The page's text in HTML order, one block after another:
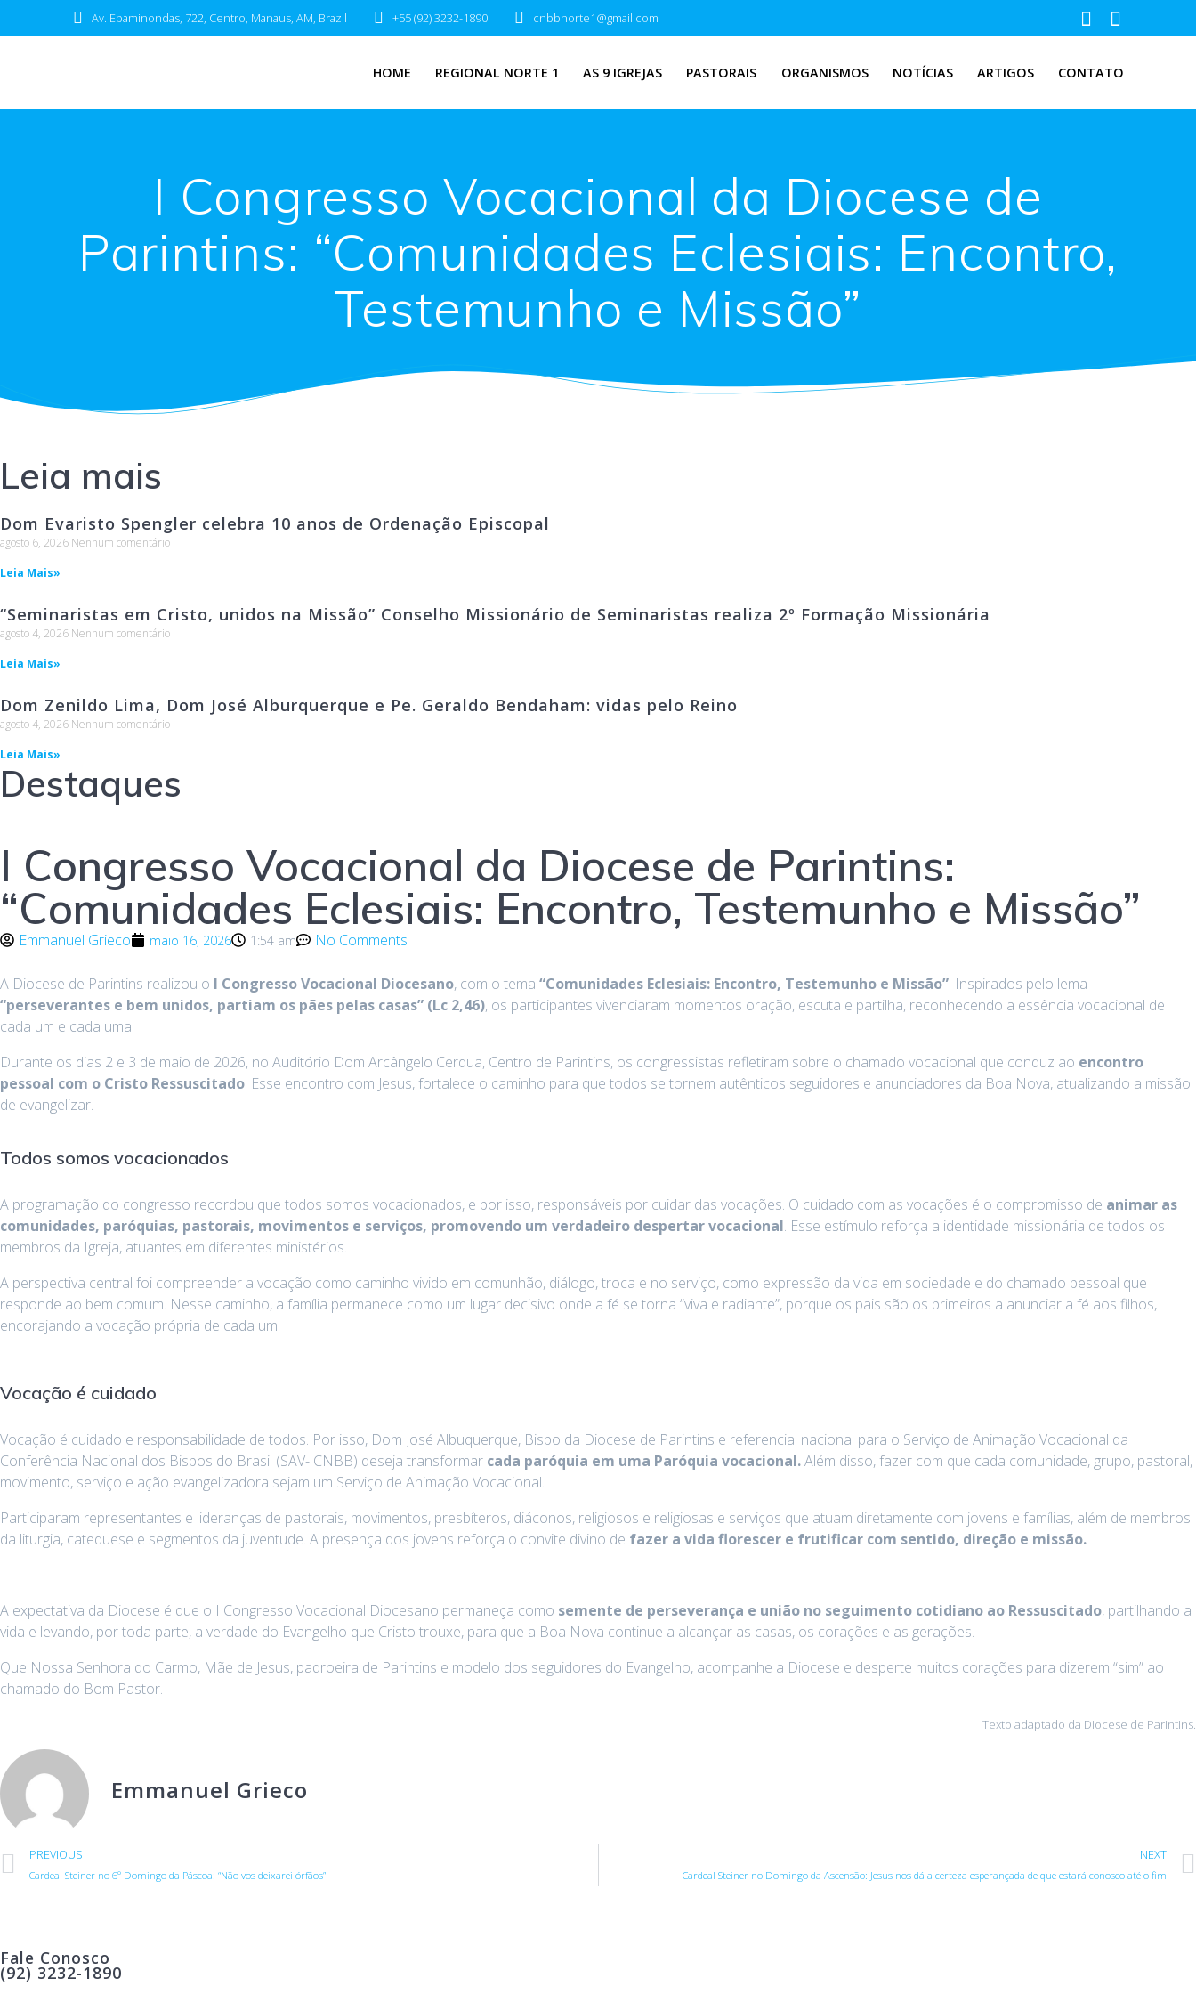
Av. Epaminondas, 722, Centro, Manaus, AM, Brazil +55 (92) 3232-1890 cnbbnorte1@gmail.com
HOME REGIONAL NORTE 1 AS 9 IGREJAS PASTORAIS ORGANISMOS NOTÍCIAS ARTIGOS CONTATO
I Congresso Vocacional da Diocese de
Parintins: “Comunidades Eclesiais: Encontro,
Testemunho e Missão”
Leia mais
Dom Evaristo Spengler celebra 10 anos de Ordenação Episcopal
agosto 6, 2026 Nenhum comentário
Leia Mais»
“Seminaristas em Cristo, unidos na Missão” Conselho Missionário de Seminaristas realiza 2º Formação Missionária
agosto 4, 2026 Nenhum comentário
Leia Mais»
Dom Zenildo Lima, Dom José Alburquerque e Pe. Geraldo Bendaham: vidas pelo Reino
agosto 4, 2026 Nenhum comentário
Leia Mais»
Destaques
I Congresso Vocacional da Diocese de Parintins:
“Comunidades Eclesiais: Encontro, Testemunho e Missão”
Emmanuel Grieco maio 16, 2026 1:54 am No Comments
A Diocese de Parintins realizou o I Congresso Vocacional Diocesano, com o tema “Comunidades Eclesiais: Encontro, Testemunho e Missão”. Inspirados pelo lema
“perseverantes e bem unidos, partiam os pães pelas casas” (Lc 2,46), os participantes vivenciaram momentos oração, escuta e partilha, reconhecendo a essência vocacional de
cada um e cada uma.
Durante os dias 2 e 3 de maio de 2026, no Auditório Dom Arcângelo Cerqua, Centro de Parintins, os congressistas refletiram sobre o chamado vocacional que conduz ao encontro
pessoal com o Cristo Ressuscitado. Esse encontro com Jesus, fortalece o caminho para que todos se tornem autênticos seguidores e anunciadores da Boa Nova, atualizando a missão
de evangelizar.
Todos somos vocacionados
A programação do congresso recordou que todos somos vocacionados, e por isso, responsáveis por cuidar das vocações. O cuidado com as vocações é o compromisso de animar as
comunidades, paróquias, pastorais, movimentos e serviços, promovendo um verdadeiro despertar vocacional. Esse estímulo reforça a identidade missionária de todos os
membros da Igreja, atuantes em diferentes ministérios.
A perspectiva central foi compreender a vocação como caminho vivido em comunhão, diálogo, troca e no serviço, como expressão da vida em sociedade e do chamado pessoal que
responde ao bem comum. Nesse caminho, a família permanece como um lugar decisivo onde a fé se torna “viva e radiante”, porque os pais são os primeiros a anunciar a fé aos filhos,
encorajando a vocação própria de cada um.
Vocação é cuidado
Vocação é cuidado e responsabilidade de todos. Por isso, Dom José Albuquerque, Bispo da Diocese de Parintins e referencial nacional para o Serviço de Animação Vocacional da
Conferência Nacional dos Bispos do Brasil (SAV- CNBB) deseja transformar cada paróquia em uma Paróquia vocacional.Além disso, fazer com que cada comunidade, grupo, pastoral,
movimento, serviço e ação evangelizadora sejam um Serviço de Animação Vocacional.
Participaram representantes e lideranças de pastorais, movimentos, presbíteros, diáconos, religiosos e religiosas e serviços que atuam diretamente com jovens e famílias, além de membros
da liturgia, catequese e segmentos da juventude. A presença dos jovens reforça o convite divino de fazer a vida florescer e frutificar com sentido, direção e missão.
A expectativa da Diocese é que o I Congresso Vocacional Diocesano permaneça como semente de perseverança e união no seguimento cotidiano ao Ressuscitado, partilhando a
vida e levando, por toda parte, a verdade do Evangelho que Cristo trouxe, para que a Boa Nova continue a alcançar as casas, os corações e as gerações.
Que Nossa Senhora do Carmo, Mãe de Jesus, padroeira de Parintins e modelo dos seguidores do Evangelho, acompanhe a Diocese e desperte muitos corações para dizerem “sim” ao
chamado do Bom Pastor.
Texto adaptado da Diocese de Parintins.
Emmanuel Grieco
PREVIOUS
Cardeal Steiner no 6º Domingo da Páscoa: “Não vos deixarei órfãos”
NEXT
Cardeal Steiner no Domingo da Ascensão: Jesus nos dá a certeza esperançada de que estará conosco até o fim
Fale Conosco
(92) 3232-1890